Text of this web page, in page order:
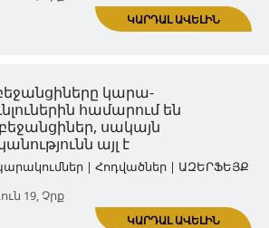
Ադրբեջանցիներն իրենց
Խոջալուի
կոտորածը
վրա
2024 Հուն 05, Չրք